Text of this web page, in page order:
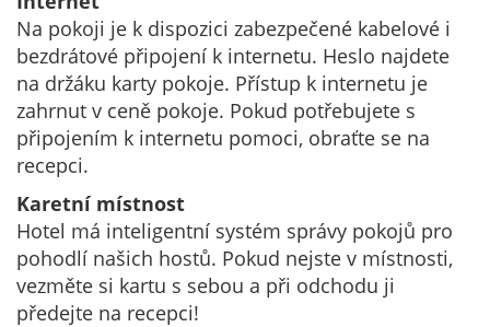
Na pokoji je k dispozici zabezpečené kabelové i
bezdrátové připojení k internetu. Heslo najdete
na držáku karty pokoje. Přístup k internetu je
zahrnut v ceně pokoje. Pokud potřebujete s
připojením k internetu pomoci, obraťte se na
recepci.
Karetní místnost
Hotel má inteligentní systém správy pokojů pro
pohodlí našich hostů. Pokud nejste v místnosti,
vezměte si kartu s sebou a při odchodu ji
předejte na recepci!